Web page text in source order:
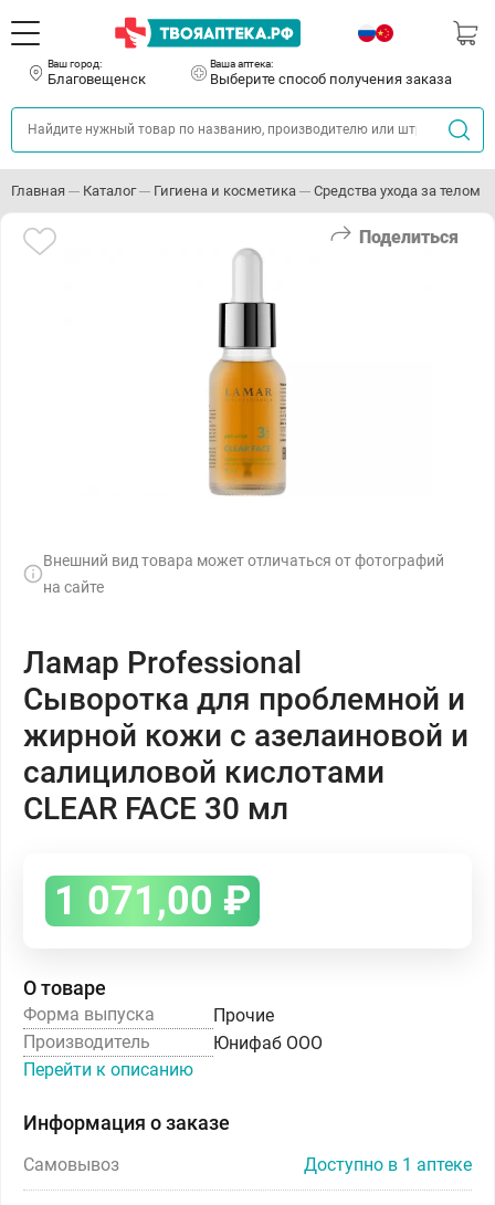
Ваш город:
Благовещенск
Ваша аптека:
Выберите способ получения заказа
Главная Каталог Гигиена и косметика Средства ухода за телом
Поделиться
Внешний вид товара может отличаться от фотографий
на сайте
Ламар Professional
Сыворотка для проблемной и
жирной кожи с азелаиновой и
салициловой кислотами
CLEAR FACE 30 мл
1 071,00 ₽
О товаре
Форма выпуска
Прочие
Производитель
Юнифаб ООО
Перейти к описанию
Информация о заказе
Самовывоз Доступно в 1 аптеке